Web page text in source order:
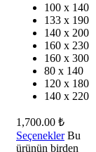
100 x 140
133 x 190
140 x 200
160 x 230
160 x 300
80 x 140
120 x 180
140 x 220
1,700.00 ₺
Seçenekler Bu
ürünün birden